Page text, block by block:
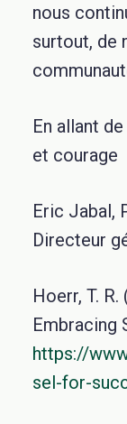
nous
surtout, de
En allant
et courage
Eric Jabal,
Directeur
Hoerr, T.
Embracing
https://
sel-for-